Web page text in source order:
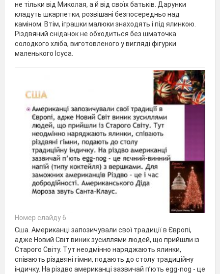
не тільки від Миколая, а й від своїх батьків. Дарунки
кладуть шкарпетки, розвішані безпосередньо над
каміном. Втім, іграшки малюки знаходять і під ялинкою.
Різдвяний сніданок не обходиться без шматочка
солодкого хліба, виготовленого у вигляді фігурки
маленького Ісуса.
Номер слайду 6
Сша. Американці запозичували свої традиції в Європі,
адже Новий Світ виник зусиллями людей, що прийшли із
Старого Світу. Тут неодмінно наряджають ялинки,
співають різдвяні гімни, подають до столу традиційну
індичку. На різдво американці зазвичай п’ють egg-nog - це